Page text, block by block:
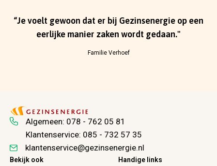
“Je voelt gewoon dat er bij Gezinsenergie op een
eerlijke manier zaken wordt gedaan."
Familie Verhoef
Algemeen: 078 - 762 05 81
Klantenservice: 085 - 732 57 35
klantenservice@gezinsenergie.nl
Bekijk ook Handige links